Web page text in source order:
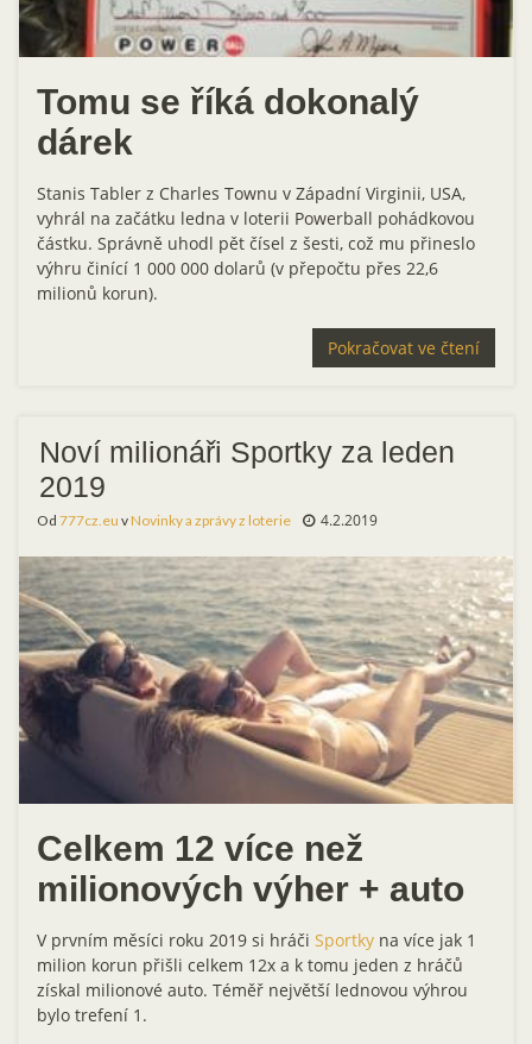
Tomu se říká dokonalý
dárek
Stanis Tabler z Charles Townu v Západní Virginii, USA,
vyhrál na začátku ledna v loterii Powerball pohádkovou
částku. Správně uhodl pět čísel z šesti, což mu přineslo
výhru činící 1 000 000 dolarů (v přepočtu přes 22,6
milionů korun).
Pokračovat ve čtení
Noví milionáři Sportky za leden
2019
Od 777cz.eu vNovinky a zprávy z loterie 4.2.2019
Celkem 12 více než
milionových výher + auto
V prvním měsíci roku 2019 si hráči Sportky na více jak 1
milion korun přišli celkem 12x a k tomu jeden z hráčů
získal milionové auto. Téměř největší lednovou výhrou
bylo trefení 1.